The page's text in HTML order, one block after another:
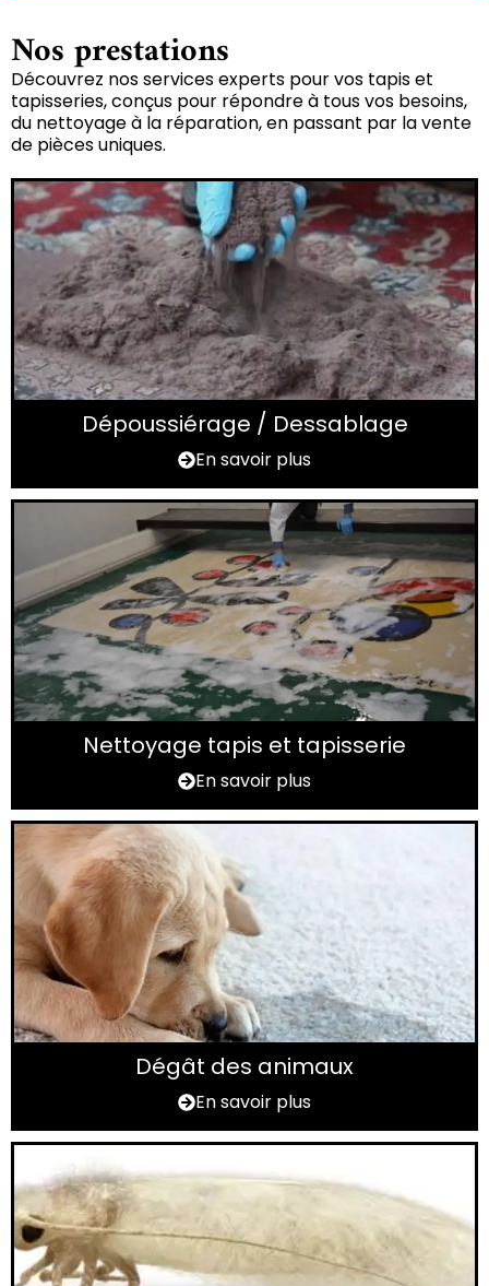
Nos prestations
Découvrez nos services experts pour vos tapis et
tapisseries, conçus pour répondre à tous vos besoins,
du nettoyage à la réparation, en passant par la vente
de pièces uniques.
Dépoussiérage / Dessablage
En savoir plus
Nettoyage tapis et tapisserie
En savoir plus
Dégât des animaux
En savoir plus